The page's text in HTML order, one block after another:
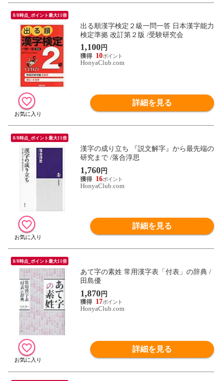
8/8時点_ポイント最大11倍
出る順漢字検定２級一問一答 日本漢字能力
検定準拠 改訂第２版 /受験研究会
1,100円
10
HonyaClub.com
詳細を見る
8/8時点_ポイント最大11倍
漢字の成り立ち 『説文解字』から最先端の
研究まで /落合淳思
1,760円
16
HonyaClub.com
詳細を見る
8/8時点_ポイント最大11倍
あて字の素姓 常用漢字表「付表」の辞典 /
田島優
1,870円
17
HonyaClub.com
詳細を見る